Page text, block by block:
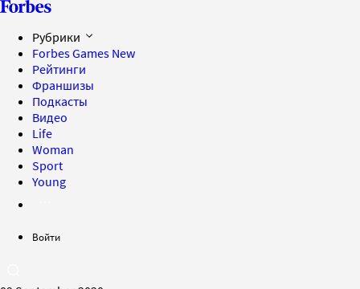
Рубрики
Forbes Games New
Рейтинги
Франшизы
Подкасты
Видео
Life
Woman
Sport
Young
Войти